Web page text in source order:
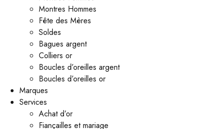
Montres Hommes
Fête des Mères
Soldes
Bagues argent
Colliers or
Boucles d’oreilles argent
Boucles d’oreilles or
Marques
Services
Achat d’or
Fiançailles et mariage